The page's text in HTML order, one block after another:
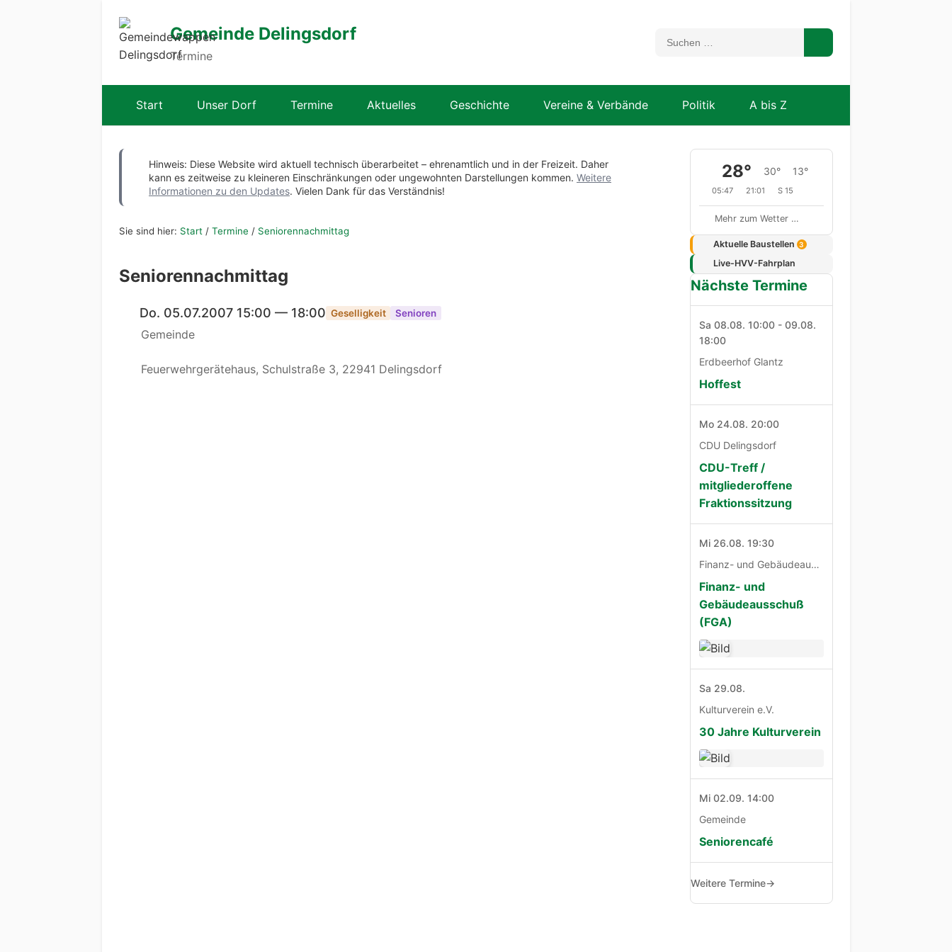
Gemeinde Delingsdorf
Termine
Start Unser Dorf Termine Aktuelles Geschichte Vereine & Verbände Politik A bis Z
Hinweis: Diese Website wird aktuell technisch überarbeitet – ehrenamtlich und in der Freizeit. Daher
kann es zeitweise zu kleineren Einschränkungen oder ungewohnten Darstellungen kommen. Weitere
Informationen zu den Updates. Vielen Dank für das Verständnis!
Sie sind hier: Start / Termine / Seniorennachmittag
Seniorennachmittag
Do. 05.07.2007 15:00 — 18:00 Geselligkeit Senioren
Gemeinde
Feuerwehrgerätehaus, Schulstraße 3, 22941 Delingsdorf
28° 30° 13°
05:47 21:01 S 15
Mehr zum Wetter …
Aktuelle Baustellen 3
Live-HVV-Fahrplan
Nächste Termine
Sa 08.08. 10:00 - 09.08.
18:00
Erdbeerhof Glantz
Hoffest
Mo 24.08. 20:00
CDU Delingsdorf
CDU-Treff /
mitgliederoffene
Fraktionssitzung
Mi 26.08. 19:30
Finanz- und Gebäudeausschuß
Finanz- und
Gebäudeausschuß
(FGA)
Sa 29.08.
Kulturverein e.V.
30 Jahre Kulturverein
Mi 02.09. 14:00
Gemeinde
Seniorencafé
Weitere Termine→